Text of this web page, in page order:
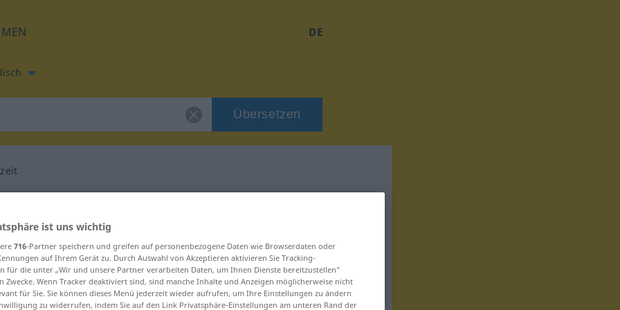
DE
Übersetzen
für "Blütezeit"
ist uns wichtig
716-Partner speichern und greifen auf personenbezogene Daten wie Browserdaten oder
auf Ihrem Gerät zu. Durch Auswahl von Akzeptieren aktivieren Sie Tracking-
für die unter „Wir und unsere Partner verarbeiten Daten, um Ihnen Dienste bereitzustellen“
Zwecke. Wenn Tracker deaktiviert sind, sind manche Inhalte und Anzeigen möglicherweise nicht
für Sie. Sie können dieses Menü jederzeit wieder aufrufen, um Ihre Einstellungen zu ändern
zu widerrufen, indem Sie auf den Link Privatsphäre-Einstellungen am unteren Rand der